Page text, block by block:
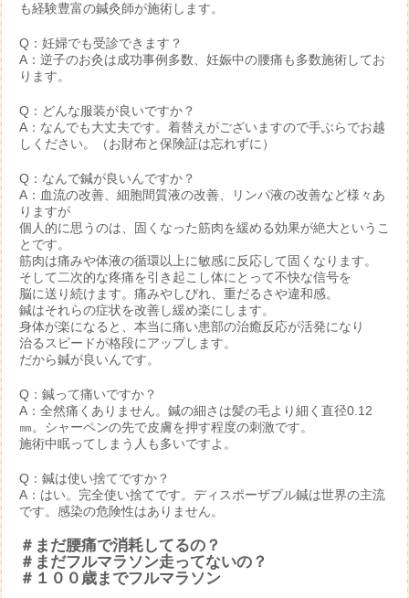
も経験豊富の鍼灸師が施術します。
Q：妊婦でも受診できます？
A：逆子のお灸は成功事例多数、妊娠中の腰痛も多数施術してお
ります。
Q：どんな服装が良いですか？
A：なんでも大丈夫です。着替えがございますので手ぶらでお越
しください。（お財布と保険証は忘れずに）
Q：なんで鍼が良いんですか？
A：血流の改善、細胞間質液の改善、リンパ液の改善など様々あ
りますが
個人的に思うのは、固くなった筋肉を緩める効果が絶大というこ
とです。
筋肉は痛みや体液の循環以上に敏感に反応して固くなります。
そして二次的な疼痛を引き起こし体にとって不快な信号を
脳に送り続けます。痛みやしびれ、重だるさや違和感。
鍼はそれらの症状を改善し緩め楽にします。
身体が楽になると、本当に痛い患部の治癒反応が活発になり
治るスピードが格段にアップします。
だから鍼が良いんです。
Q：鍼って痛いですか？
A：全然痛くありません。鍼の細さは髪の毛より細く直径0.12
㎜。シャーペンの先で皮膚を押す程度の刺激です。
施術中眠ってしまう人も多いですよ。
Q：鍼は使い捨てですか？
A：はい。完全使い捨てです。ディスポーザブル鍼は世界の主流
です。感染の危険性はありません。
＃まだ腰痛で消耗してるの？
＃まだフルマラソン走ってないの？
＃１００歳までフルマラソン